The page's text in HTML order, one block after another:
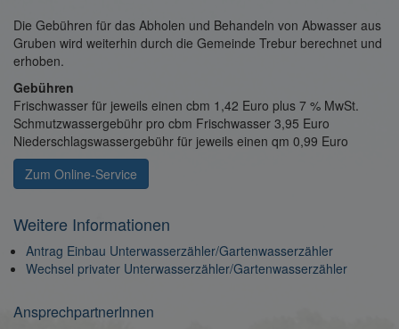
Die Gebühren für das Abholen und Behandeln von Abwasser aus
Gruben wird weiterhin durch die Gemeinde Trebur berechnet und
erhoben.
Gebühren
Frischwasser für jeweils einen cbm 1,42 Euro plus 7 % MwSt.
Schmutzwassergebühr pro cbm Frischwasser 3,95 Euro
Niederschlagswassergebühr für jeweils einen qm 0,99 Euro
Zum Online-Service
Weitere Informationen
Antrag Einbau Unterwasserzähler/Gartenwasserzähler
Wechsel privater Unterwasserzähler/Gartenwasserzähler
AnsprechpartnerInnen